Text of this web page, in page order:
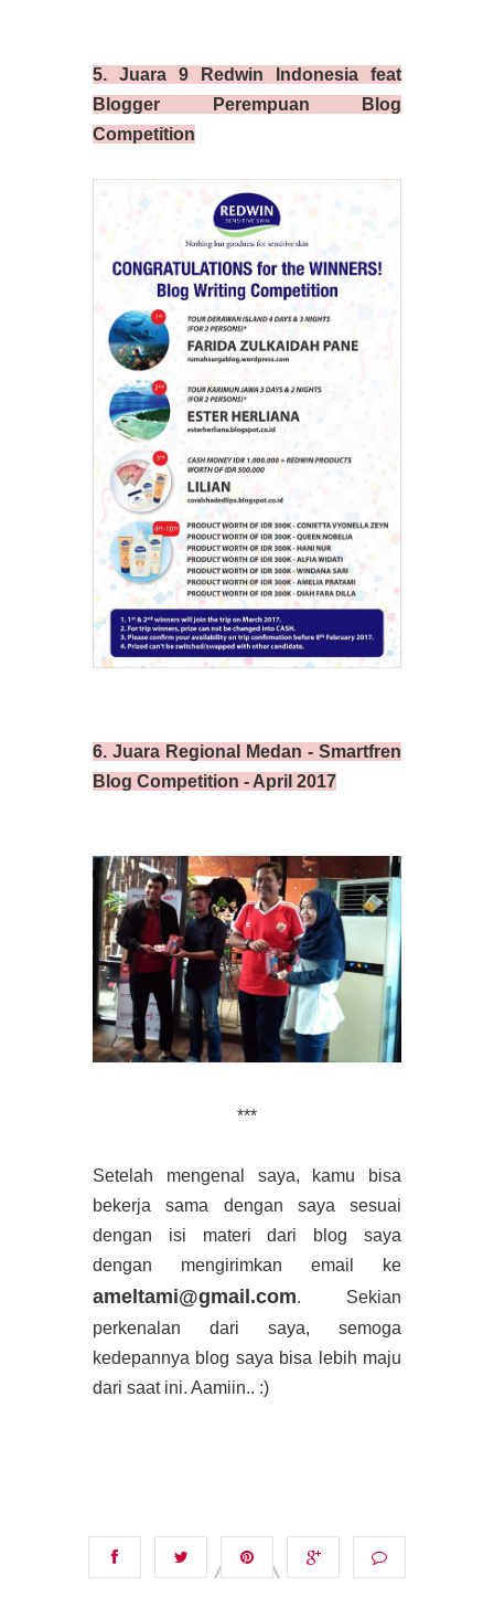
5. Juara 9 Redwin Indonesia feat
Blogger Perempuan Blog
Competition
6. Juara Regional Medan - Smartfren
Blog Competition - April 2017
***
Setelah mengenal saya, kamu bisa
bekerja sama dengan saya sesuai
dengan isi materi dari blog saya
dengan mengirimkan email ke
ameltami@gmail.com. Sekian
perkenalan dari saya, semoga
kedepannya blog saya bisa lebih maju
dari saat ini. Aamiin.. :)